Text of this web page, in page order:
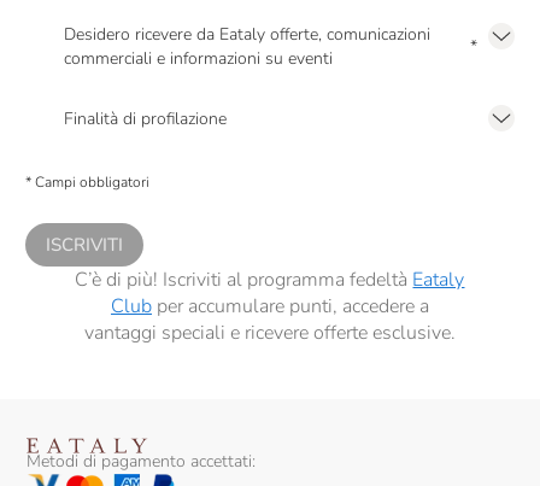
Desidero ricevere da Eataly offerte, comunicazioni
commerciali e informazioni su eventi
*
Finalità di profilazione
comunicazioni commerciali personalizzate, in caso di consenso prestato ai
* Campi obbligatori
ISCRIVITI
C’è di più! Iscriviti al programma fedeltà Eataly
Clubper accumulare punti, accedere a
vantaggi speciali e ricevere offerte esclusive.
Metodi di pagamento accettati: